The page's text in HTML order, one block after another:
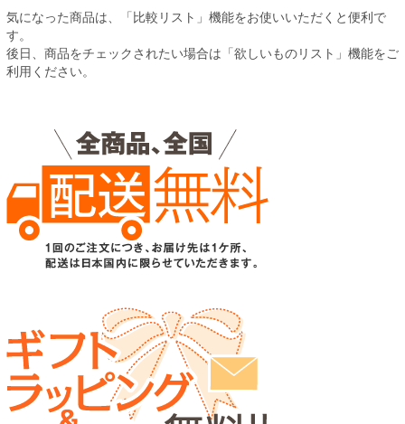
気になった商品は、「比較リスト」機能をお使いいただくと便利で
す。
後日、商品をチェックされたい場合は「欲しいものリスト」機能をご
利用ください。